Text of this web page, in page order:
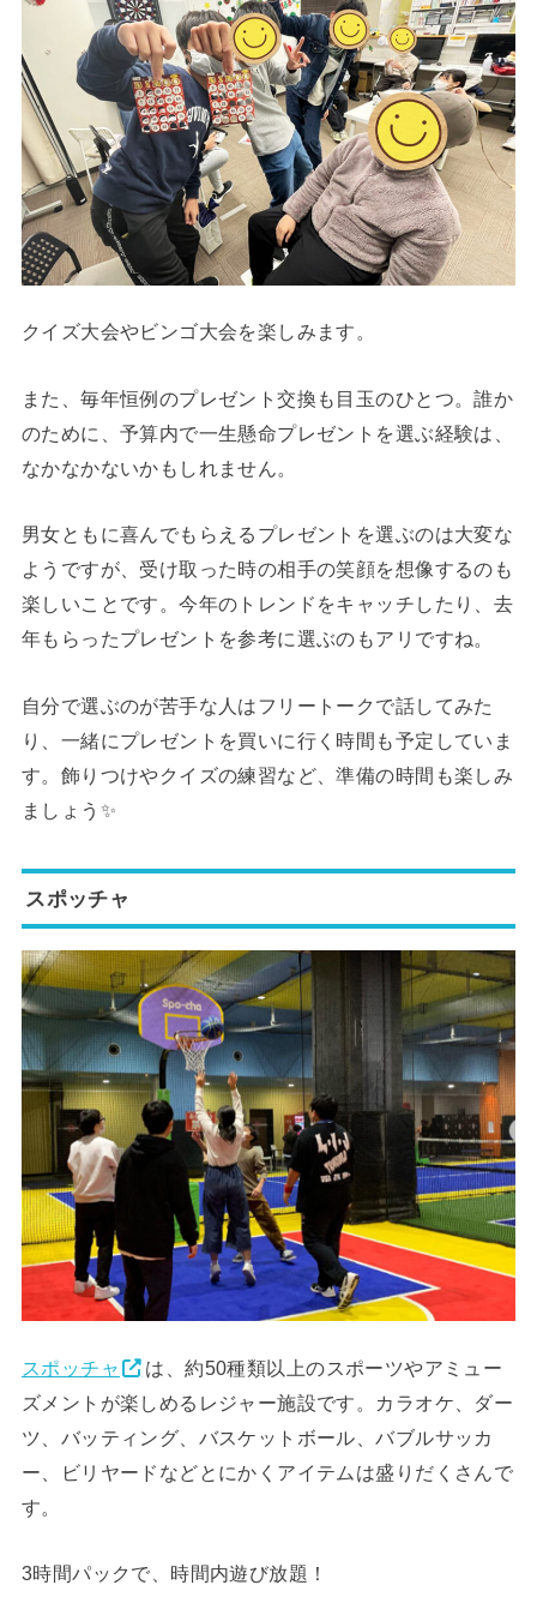
クイズ大会やビンゴ大会を楽しみます。
また、毎年恒例のプレゼント交換も目玉のひとつ。誰か
のために、予算内で一生懸命プレゼントを選ぶ経験は、
なかなかないかもしれません。
男女ともに喜んでもらえるプレゼントを選ぶのは大変な
ようですが、受け取った時の相手の笑顔を想像するのも
楽しいことです。今年のトレンドをキャッチしたり、去
年もらったプレゼントを参考に選ぶのもアリですね。
自分で選ぶのが苦手な人はフリートークで話してみた
り、一緒にプレゼントを買いに行く時間も予定していま
す。飾りつけやクイズの練習など、準備の時間も楽しみ
ましょう✨
スポッチャ
スポッチャ
は、約50種類以上のスポーツやアミュー
ズメントが楽しめるレジャー施設です。カラオケ、ダー
ツ、バッティング、バスケットボール、バブルサッカ
ー、ビリヤードなどとにかくアイテムは盛りだくさんで
す。
3時間パックで、時間内遊び放題！